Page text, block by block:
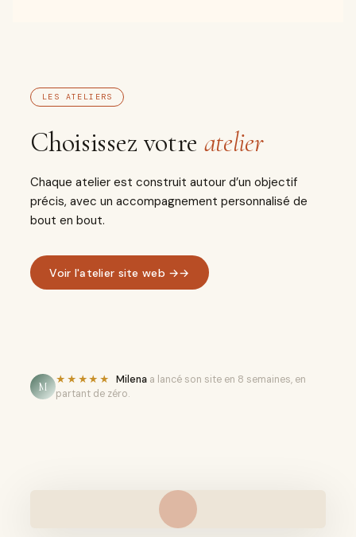
LES ATELIERS
Choisissez votre atelier
Chaque atelier est construit autour d’un objectif
précis, avec un accompagnement personnalisé de
bout en bout.
Voir l'atelier site web →→
M
★★★★★ Milena a lancé son site en 8 semaines, en
partant de zéro.